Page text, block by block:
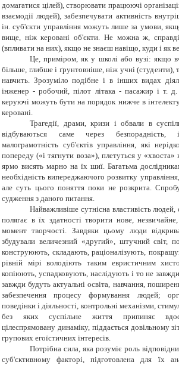
домагатися цілей), створювати працюючі
взаємодії людей), забезпечувати активність
ін. суб'єкти управління можуть лише за умови,
вище, ніж керовані об'єкти. Не можна ж,
(впливати на них), якщо не знаєш навіщо, куди і як
Це, приміром, як у школі або вузі: якщо
більше, глибше і ґрунтовніше, ніж учні (студенти),
навчить. Зрозуміло подібне і в інших видах
інженер - робочий, пілот літака - пасажир і т. д.
керуючі можуть бути на порядок нижче в
керовані.
Трагедії, драми, кризи і обвали в
відбуваються саме через безпорадність,
малограмотність суб'єктів управління, які
попереду («і тягнути воза»), плетуться у «хвоста»
ярмо висять марно на їх шиї. Багатьма
необхідність випереджаючого розвитку
але суть цього поняття поки не розкрита.
судження з даного питання.
Найважливіше сутнісна властивість
полягає в їх здатності творити нове,
момент творчості. Завдяки цьому люди
збудували величезний «другий», штучний світ,
конструюють, складають, раціоналізують,
рівній мірі володіють таким евристичним
копіюють, успадковують, наслідують і то не
завжди будуть актуальні освіта, навчання,
забезпечення процесу формування людей;
поведінки і діяльності, контрольні механізми,
без яких суспільне життя припиняє
цілеспрямовану динаміку, піддається довільному
групових егоїстичних інтересів.
Потрібна сила, яка розуміє роль
суб'єктивному факторі, підготовлена для їх